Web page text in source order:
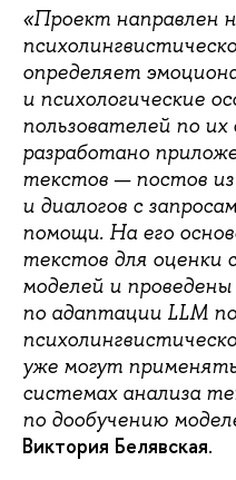
«Проект направлен
определяет
и психологические
пользователей по
разработано
текстов — постов
и диалогов с
помощи. На его
текстов для оценки
моделей и
по адаптации LLM
уже могут
системах анализа
по дообучению
Виктория Белявская.